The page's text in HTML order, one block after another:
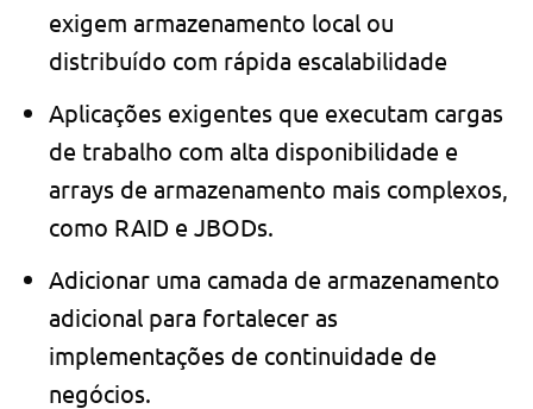
exigem armazenamento local ou
distribuído com rápida escalabilidade
Aplicações exigentes que executam cargas
de trabalho com alta disponibilidade e
arrays de armazenamento mais complexos,
como RAID e JBODs.
Adicionar uma camada de armazenamento
adicional para fortalecer as
implementações de continuidade de
negócios.